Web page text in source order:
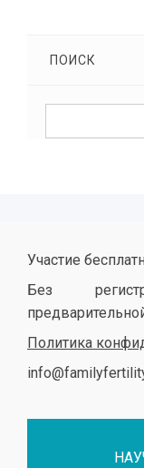
ПОИСК
Участие
Без
Политика